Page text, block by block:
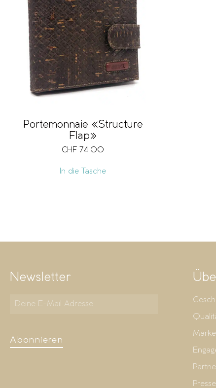
Portemonnaie «Structure
Flap»
CHF 74.00
In die Tasche
Newsletter
Abonnieren
Presse